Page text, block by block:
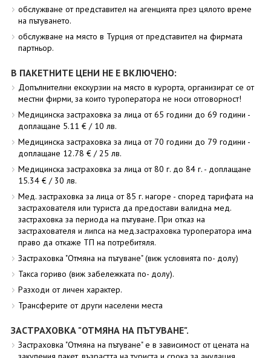
обслужване от представител на агенцията през цялото време
на пътуването.
обслужване на място в Турция от представител на фирмата
партньор.
В ПАКЕТНИТЕ ЦЕНИ НЕ Е ВКЛЮЧЕНО:
Допълнителни екскурзии на място в курорта, организират се от
местни фирми, за които туроператора не носи отговорност!
Медицинска застраховка за лица от 65 години до 69 години -
доплащане 5.11 € / 10 лв.
Медицинска застраховка за лица от 70 години до 79 години -
доплащане 12.78 € / 25 лв.
Медицинска застраховка за лица от 80 г. до 84 г. - доплащане
15.34 € / 30 лв.
Мед. застраховка за лица от 85 г. нагоре - според тарифата на
застрахователя или туриста да предостави валидна мед.
застраховка за периода на пътуване. При отказ на
застрахователя и липса на мед.застраховка туроператора има
право да откаже ТП на потребитяля.
Застраховка "Отмяна на пътуване" (виж условията по- долу)
Такса гориво (виж забележката по- долу).
Разходи от личен характер.
Трансферите от други населени места
ЗАСТРАХОВКА "ОТМЯНА НА ПЪТУВАНЕ".
Застраховка "Отмяна на пътуване" е в зависимост от цената на